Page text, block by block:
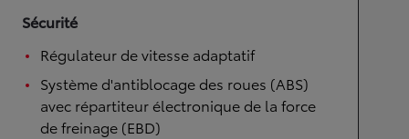
Sécurité
Régulateur de vitesse adaptatif
Système d'antiblocage des roues (ABS)
avec répartiteur électronique de la force
de freinage (EBD)